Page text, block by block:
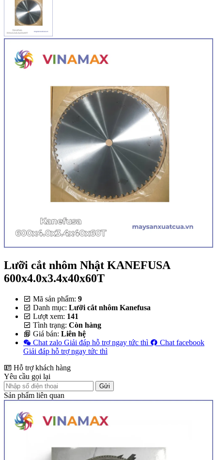
Lưỡi cắt nhôm Nhật KANEFUSA
600x4.0x3.4x40x60T
Mã sản phẩm: 9
Danh mục: Lưỡi cắt nhôm Kanefusa
Lượt xem: 141
Tình trạng: Còn hàng
Giá bán: Liên hệ
Chat zalo Giải đáp hỗ trợ ngay tức thì
Chat facebook
Giải đáp hỗ trợ ngay tức thì
Hỗ trợ khách hàng
Yêu cầu gọi lại
Gửi
Sản phẩm liên quan